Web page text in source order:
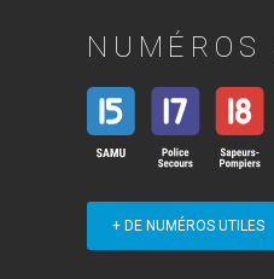
NUMÉROS
+ DE NUMÉROS UTILES